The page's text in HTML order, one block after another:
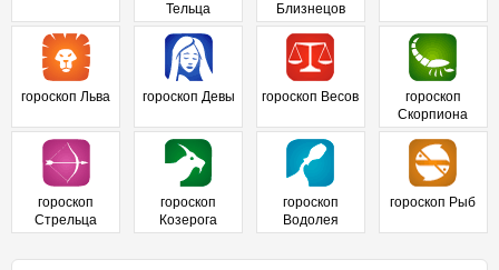
Тельца
Близнецов
гороскоп Льва гороскоп Девы гороскоп Весов
гороскоп
Скорпиона
гороскоп
Стрельца
гороскоп
Козерога
гороскоп
Водолея
гороскоп Рыб